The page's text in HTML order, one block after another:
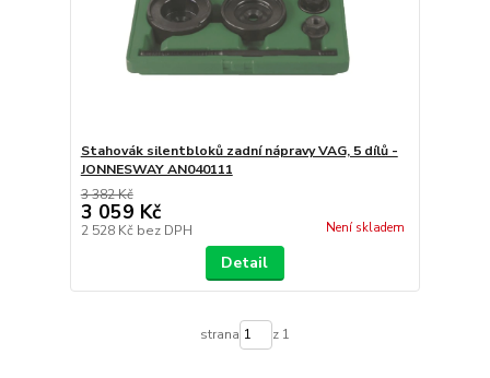
Stahovák silentbloků zadní nápravy VAG, 5 dílů -
JONNESWAY AN040111
3 382 Kč
3 059 Kč
2 528 Kč bez DPH Není skladem
Detail
strana z 1